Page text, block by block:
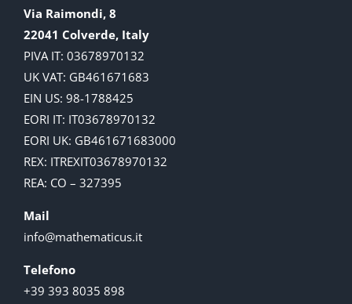
Via Raimondi, 8
22041 Colverde, Italy
PIVA IT: 03678970132
UK VAT: GB461671683
EIN US: 98-1788425
EORI IT: IT03678970132
EORI UK: GB461671683000
REX: ITREXIT03678970132
REA: CO – 327395
Mail
info@mathematicus.it
Telefono
+39 393 8035 898